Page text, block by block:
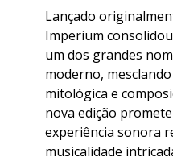
Lançado
Imperium
um dos grandes
moderno,
mitológica e
nova edição
experiência sonora
musicalidade